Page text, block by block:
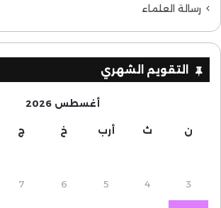
رسالة العلماء
التقويم الشهري
أغسطس 2026
ن ث أرب خ ج
3
4
5
6
7